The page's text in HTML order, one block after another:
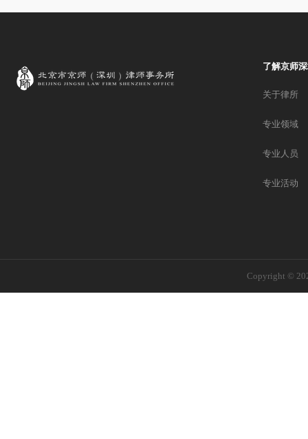
了解京师
关于律所
专业领域
专业人员
专业活动
Copyright ©